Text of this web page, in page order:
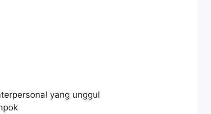
yang unggul